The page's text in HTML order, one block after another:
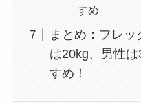
すめ
まとめ：フレ
は20kg、男性
すめ！